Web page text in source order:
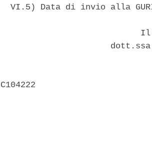
VI.5) Data di invio alla